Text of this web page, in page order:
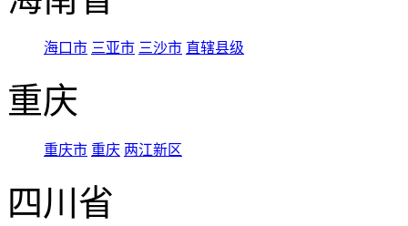
海口市 三亚市 三沙市 直辖县级
重庆
重庆市 重庆 两江新区
四川省